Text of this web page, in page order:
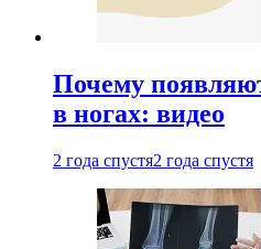
Почему
в ногах: видео
2 года спустя2 года спустя